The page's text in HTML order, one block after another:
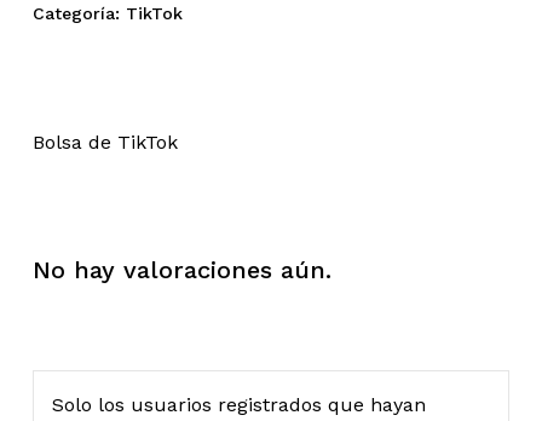
Categoría: TikTok
Bolsa de TikTok
No hay valoraciones aún.
Solo los usuarios registrados que hayan